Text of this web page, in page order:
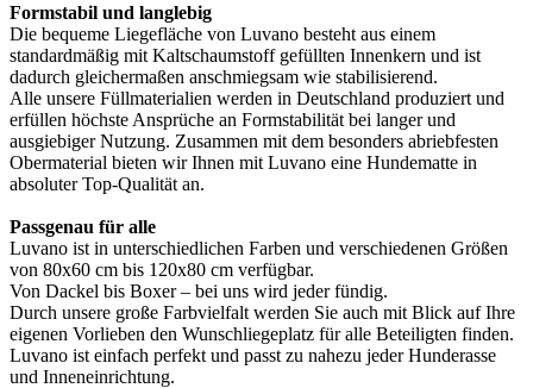
Formstabil und langlebig
Die bequeme Liegefläche von Luvano besteht aus einem
standardmäßig mit Kaltschaumstoff gefüllten Innenkern und ist
dadurch gleichermaßen anschmiegsam wie stabilisierend.
Alle unsere Füllmaterialien werden in Deutschland produziert und
erfüllen höchste Ansprüche an Formstabilität bei langer und
ausgiebiger Nutzung. Zusammen mit dem besonders abriebfesten
Obermaterial bieten wir Ihnen mit Luvano eine Hundematte in
absoluter Top-Qualität an.
Passgenau für alle
Luvano ist in unterschiedlichen Farben und verschiedenen Größen
von 80x60 cm bis 120x80 cm verfügbar.
Von Dackel bis Boxer – bei uns wird jeder fündig.
Durch unsere große Farbvielfalt werden Sie auch mit Blick auf Ihre
eigenen Vorlieben den Wunschliegeplatz für alle Beteiligten finden.
Luvano ist einfach perfekt und passt zu nahezu jeder Hunderasse
und Inneneinrichtung.